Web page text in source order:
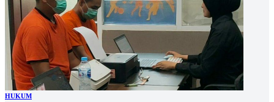
HUKUM